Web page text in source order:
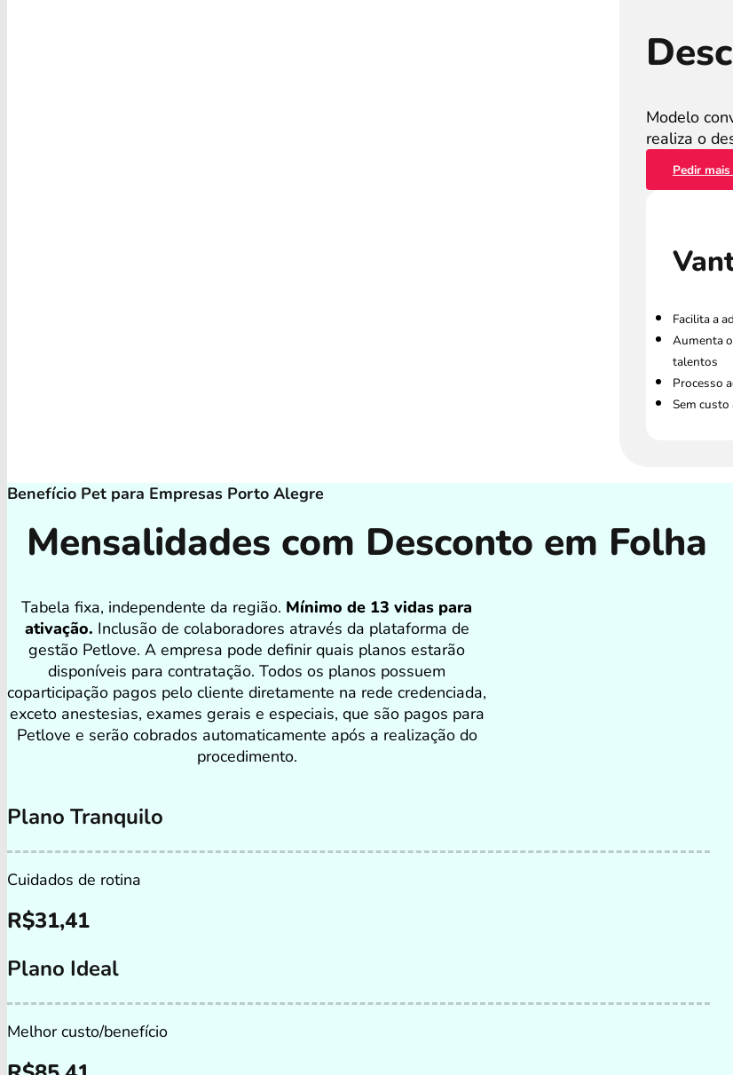
Modelo
realiza o
Pedir
Facilita a
Aumenta
talentos
Processo
Sem custo
Benefício Pet para Empresas Porto Alegre
Mensalidades com Desconto em Folha
Tabela fixa, independente da região. Mínimo de 13 vidas para
ativação. Inclusão de colaboradores através da plataforma de
gestão Petlove. A empresa pode definir quais planos estarão
disponíveis para contratação. Todos os planos possuem
coparticipação pagos pelo cliente diretamente na rede credenciada,
exceto anestesias, exames gerais e especiais, que são pagos para
Petlove e serão cobrados automaticamente após a realização do
procedimento.
Plano Tranquilo
Cuidados de rotina
R$31,41
Plano Ideal
Melhor custo/benefício